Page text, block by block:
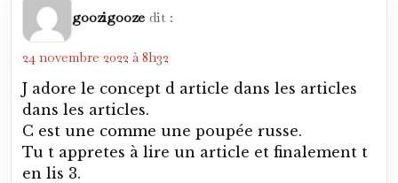
goozigooze dit :
24 novembre 2022 à 8h32
J adore le concept d article dans les articles
dans les articles.
C est une comme une poupée russe.
Tu t appretes à lire un article et finalement t
en lis 3.